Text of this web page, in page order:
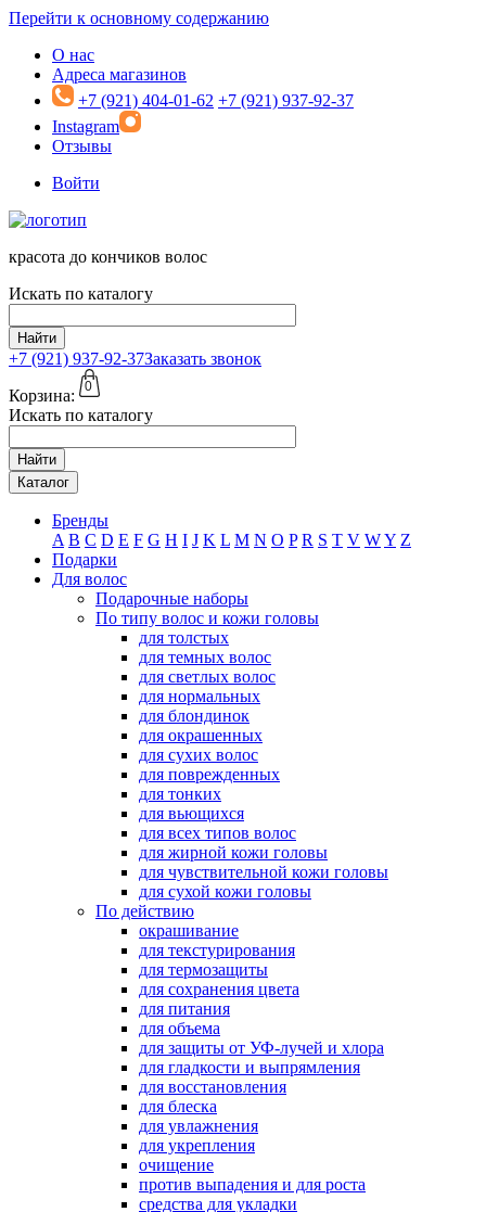
Перейти к основному содержанию
О нас
Адреса магазинов
+7 (921) 404-01-62 +7 (921) 937-92-37
Instagram
Отзывы
Войти
красота до кончиков волос
Искать по каталогу
Найти
+7 (921) 937-92-37Заказать звонок
Корзина:
0
Искать по каталогу
Найти
Каталог
Бренды
A B C D E F G H I J K L M N O P R S T V WY Z
Подарки
Для волос
Подарочные наборы
По типу волос и кожи головы
для толстых
для темных волос
для светлых волос
для нормальных
для блондинок
для окрашенных
для сухих волос
для поврежденных
для тонких
для вьющихся
для всех типов волос
для жирной кожи головы
для чувствительной кожи головы
для сухой кожи головы
По действию
окрашивание
для текстурирования
для термозащиты
для сохранения цвета
для питания
для объема
для защиты от УФ-лучей и хлора
для гладкости и выпрямления
для восстановления
для блеска
для увлажнения
для укрепления
очищение
против выпадения и для роста
средства для укладки